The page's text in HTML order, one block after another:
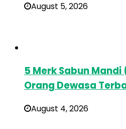
August 5, 2026
5 Merk Sabun
Orang Dewasa
August 4, 2026